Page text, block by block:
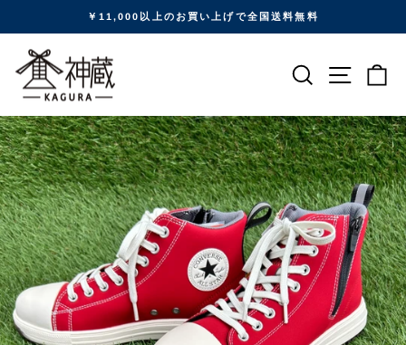
キ
￥11,000以上のお買い上げで全国送料無料
アイテム